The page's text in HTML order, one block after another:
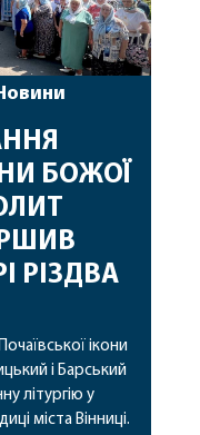
БОЖОЇ
РІЗДВА
ікони
і Барський
літургію у
міста Вінниці.